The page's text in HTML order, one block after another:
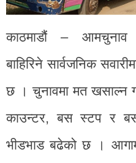
काठमाडौं – आमचुनाव
बाहिरिने सार्वजनिक
छ । चुनावमा मत खसाल्न
काउन्टर, बस स्टप र
भीडभाड बढेको छ ।